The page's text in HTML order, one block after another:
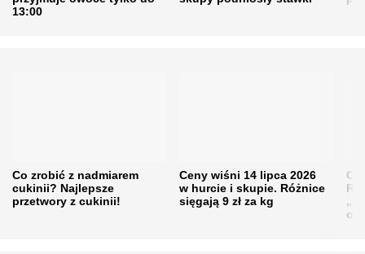
13:00
Co zrobić z nadmiarem
cukinii? Najlepsze
przetwory z cukinii!
Ceny wiśni 14 lipca 2026
w hurcie i skupie. Różnice
sięgają 9 zł za kg